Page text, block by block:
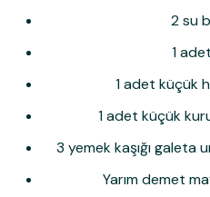
2 su
1
1 adet küçük
1 adet küçük
3 yemek kaşığı galeta
Yarım demet